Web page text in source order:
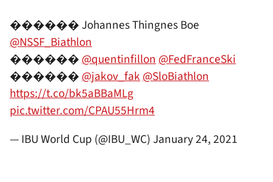
������ Johannes Thingnes Boe
@NSSF_Biathlon
������@quentinfillon@FedFranceSki
������@jakov_fak@SloBiathlon
https://t.co/bk5aBBaMLg
pic.twitter.com/CPAU55Hrm4
— IBU World Cup (@IBU_WC)January 24, 2021